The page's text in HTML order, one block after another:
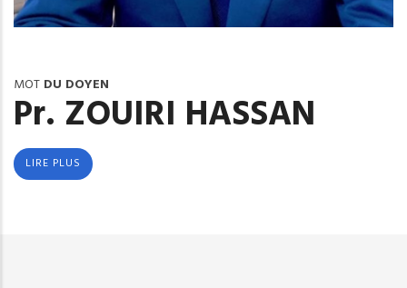
MOT DU DOYEN
Pr. ZOUIRI HASSAN
LIRE PLUS